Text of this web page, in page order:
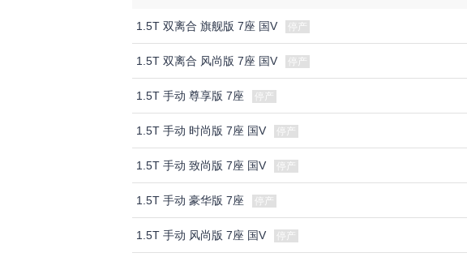
1.5T 双离合 旗舰版 7座 国V 停产
1.5T 双离合 风尚版 7座 国V 停产
1.5T 手动 尊享版 7座 停产
1.5T 手动 时尚版 7座 国V 停产
1.5T 手动 致尚版 7座 国V 停产
1.5T 手动 豪华版 7座 停产
1.5T 手动 风尚版 7座 国V 停产